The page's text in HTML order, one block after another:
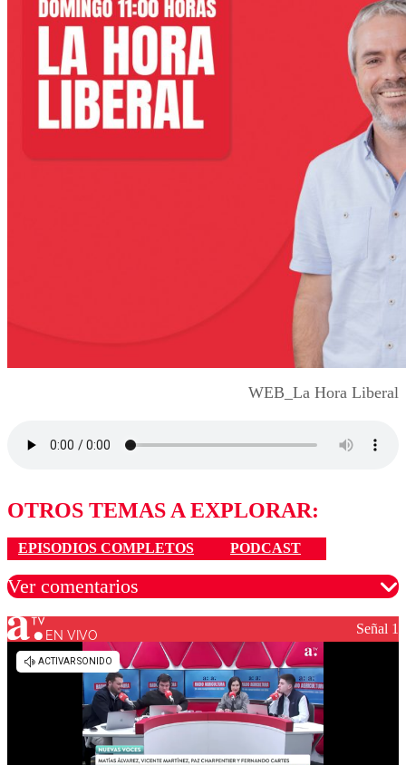
WEB_La Hora Liberal
OTROS TEMAS A EXPLORAR:
EPISODIOS COMPLETOS PODCAST
Ver comentarios
Los comentarios son moderados para garantizar un
diálogo respetuoso.
EN VIVO Señal 1